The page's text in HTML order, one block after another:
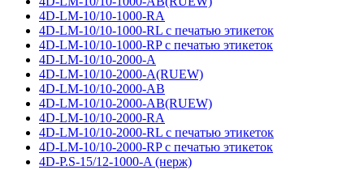
4D-LM-10/10-1000-RA
4D-LM-10/10-1000-RL с печатью этикеток
4D-LM-10/10-1000-RP с печатью этикеток
4D-LM-10/10-2000-A
4D-LM-10/10-2000-A(RUEW)
4D-LM-10/10-2000-AB
4D-LM-10/10-2000-AB(RUEW)
4D-LM-10/10-2000-RA
4D-LM-10/10-2000-RL с печатью этикеток
4D-LM-10/10-2000-RP с печатью этикеток
4D-P.S-15/12-1000-A (нерж)